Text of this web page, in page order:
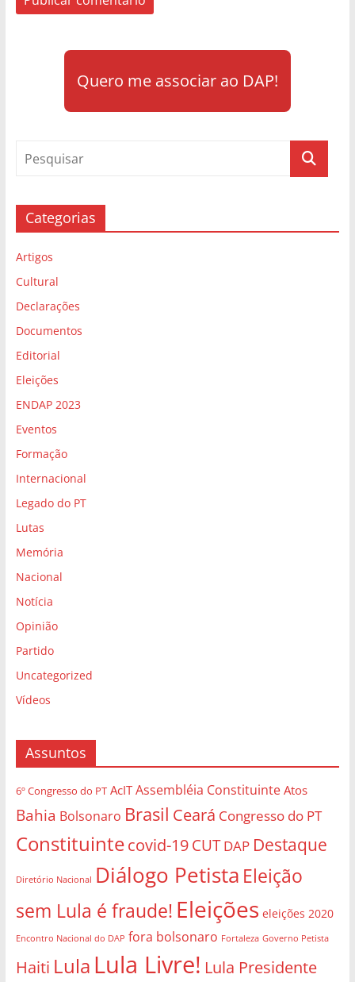
Quero me associar ao DAP!
Categorias
Artigos
Cultural
Declarações
Documentos
Editorial
Eleições
ENDAP 2023
Eventos
Formação
Internacional
Legado do PT
Lutas
Memória
Nacional
Notícia
Opinião
Partido
Uncategorized
Vídeos
Assuntos
6º Congresso do PT AcIT Assembléia Constituinte Atos
Bahia Bolsonaro Brasil Ceará Congresso do PT
Constituintecovid-19CUT DAP Destaque
Diretório Nacional Diálogo Petista Eleição
sem Lula é fraude! Eleições eleições 2020
Encontro Nacional do DAP fora bolsonaro Fortaleza Governo Petista
Haiti Lula Lula Livre! Lula Presidente